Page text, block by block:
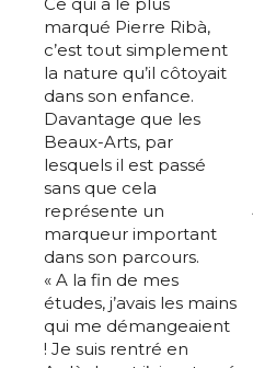
Ce qui a le plus
marqué Pierre Ribà,
c’est tout simplement
la nature qu’il côtoyait
dans son enfance.
Davantage que les
Beaux-Arts, par
lesquels il est passé
sans que cela
représente un
marqueur important
dans son parcours.
« A la fin de mes
études, j’avais les mains
qui me démangeaient
! Je suis rentré en